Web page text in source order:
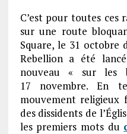
C’est pour toutes ces
sur une route
Square, le 31 octobre
Rebellion a été
nouveau « sur les
17 novembre. En
mouvement religieux
des dissidents de
les premiers mots du